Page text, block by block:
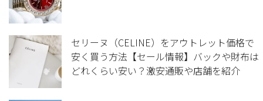
セリーヌ（CELINE）をアウトレット価格で
安く買う方法【セール情報】バックや財布は
どれくらい安い？激安通販や店舗を紹介